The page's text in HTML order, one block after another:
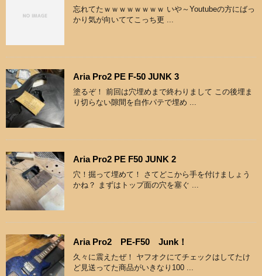
忘れてたｗｗｗｗｗｗｗｗ いや～Youtubeの方にばっ
かり気が向いててこっち更 ...
Aria Pro2 PE F-50 JUNK 3
塗るぞ！ 前回は穴埋めまで終わりまして この後埋ま
り切らない隙間を自作パテで埋め ...
Aria Pro2 PE F50 JUNK 2
穴！掘って埋めて！ さてどこから手を付けましょう
かね？ まずはトップ面の穴を塞ぐ ...
Aria Pro2 PE-F50 Junk！
久々に震えたぜ！ ヤフオクにてチェックはしてたけ
ど見送ってた商品がいきなり100 ...